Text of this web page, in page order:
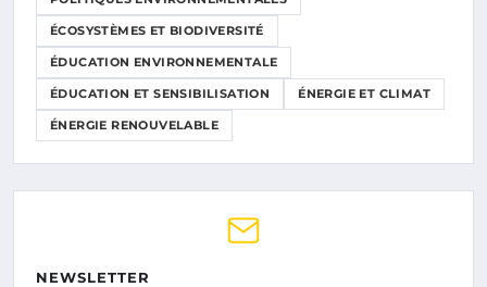
ÉCOSYSTÈMES ET BIODIVERSITÉ
ÉDUCATION ENVIRONNEMENTALE
ÉDUCATION ET SENSIBILISATION ÉNERGIE ET CLIMAT
ÉNERGIE RENOUVELABLE
NEWSLETTER